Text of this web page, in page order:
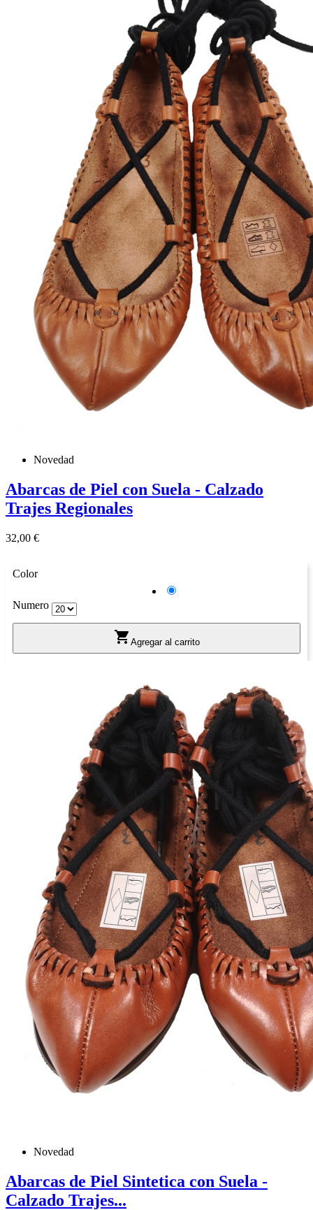
Novedad
Abarcas de Piel con Suela - Calzado
Trajes Regionales
Precio
32,00 €
Color
Numero
 Agregar al carrito
Novedad
Abarcas de Piel Sintetica con Suela -
Calzado Trajes...